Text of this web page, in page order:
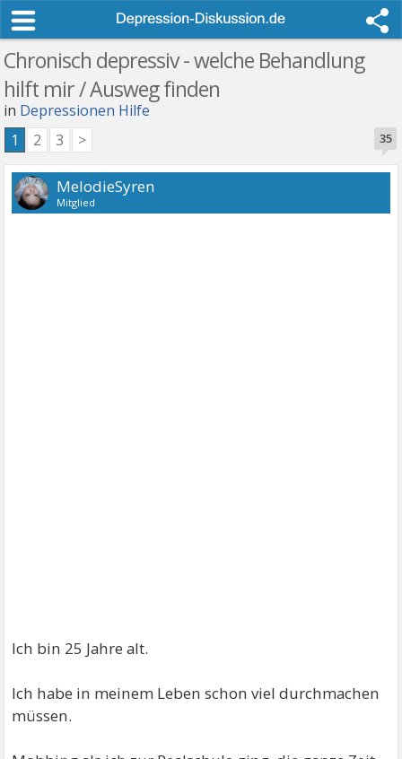
Chronisch depressiv - welche Behandlung
hilft mir / Ausweg finden
in Depressionen Hilfe
35
1 2 3 >
MelodieSyren
Mitglied
Ich bin 25 Jahre alt.
Ich habe in meinem Leben schon viel durchmachen
müssen.